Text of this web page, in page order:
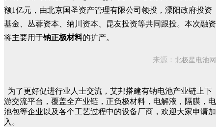
额1亿元，由北京国圣资产管理有限公司领投，溧阳政府投资
基金、丛蓉资本、纳川资本、昆友投资等共同跟投。本次融资
将主要用于钠正极材料的扩产。
来源： 北极星电池网
为了更好促进行业人士交流，艾邦搭建有钠电池产业链上下
游交流平台，覆盖全产业链，正负极材料，电解液，隔膜，电
池包等企业以及各个工艺过程中的设备厂商，欢迎大家申请加
入。